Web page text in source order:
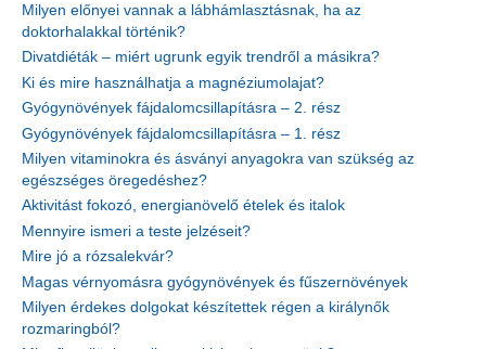
Milyen előnyei vannak a lábhámlasztásnak, ha az
doktorhalakkal történik?
Divatdiéták – miért ugrunk egyik trendről a másikra?
Ki és mire használhatja a magnéziumolajat?
Gyógynövények fájdalomcsillapításra – 2. rész
Gyógynövények fájdalomcsillapításra – 1. rész
Milyen vitaminokra és ásványi anyagokra van szükség az
egészséges öregedéshez?
Aktivitást fokozó, energianövelő ételek és italok
Mennyire ismeri a teste jelzéseit?
Mire jó a rózsalekvár?
Magas vérnyomásra gyógynövények és fűszernövények
Milyen érdekes dolgokat készítettek régen a királynők
rozmaringból?